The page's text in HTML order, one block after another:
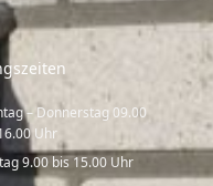
– Donnerstag 09.00
Uhr
9.00 bis 15.00 Uhr